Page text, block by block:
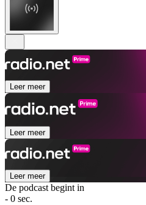
Leer meer
Leer meer
Leer meer
De podcast begint in
- 0 sec.